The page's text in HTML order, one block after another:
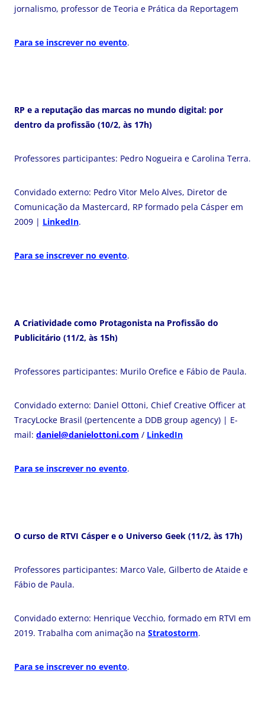
jornalismo, professor de Teoria e Prática da Reportagem
Para se inscrever no evento.
RP e a reputação das marcas no mundo digital: por
dentro da profissão (10/2, às 17h)
Professores participantes: Pedro Nogueira e Carolina Terra.
Convidado externo: Pedro Vitor Melo Alves, Diretor de
Comunicação da Mastercard, RP formado pela Cásper em
2009 | LinkedIn.
Para se inscrever no evento.
A Criatividade como Protagonista na Profissão do
Publicitário (11/2, às 15h)
Professores participantes: Murilo Orefice e Fábio de Paula.
Convidado externo: Daniel Ottoni, Chief Creative Officer at
TracyLocke Brasil (pertencente a DDB group agency) | E-
mail: daniel@danielottoni.com / LinkedIn
Para se inscrever no evento.
O curso de RTVI Cásper e o Universo Geek (11/2, às 17h)
Professores participantes: Marco Vale, Gilberto de Ataide e
Fábio de Paula.
Convidado externo: Henrique Vecchio, formado em RTVI em
2019. Trabalha com animação na Stratostorm.
Para se inscrever no evento.